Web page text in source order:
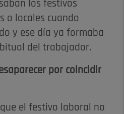
los festivos
o locales cuando
y ese día ya formaba
del trabajador.
por coincidir
el festivo laboral no